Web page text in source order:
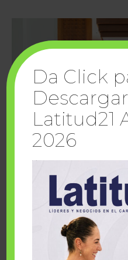
Cuando la solidaridad
sueños Fairmont
Da Click
Latitud21
2026